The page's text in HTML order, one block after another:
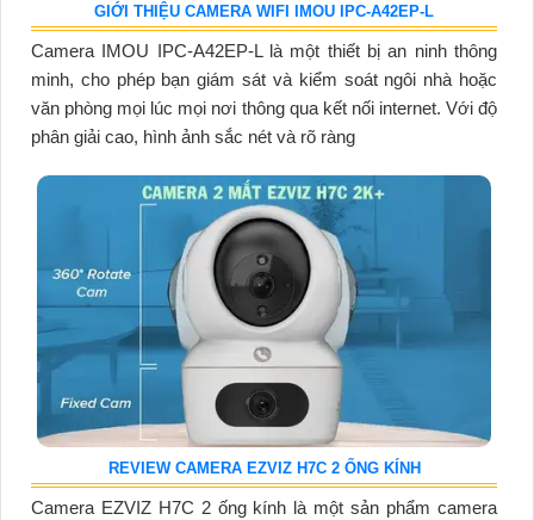
GIỚI THIỆU CAMERA WIFI IMOU IPC-A42EP-L
Camera IMOU IPC-A42EP-L là một thiết bị an ninh thông
minh, cho phép bạn giám sát và kiểm soát ngôi nhà hoặc
văn phòng mọi lúc mọi nơi thông qua kết nối internet. Với độ
phân giải cao, hình ảnh sắc nét và rõ ràng
REVIEW CAMERA EZVIZ H7C 2 ỐNG KÍNH
Camera EZVIZ H7C 2 ống kính là một sản phẩm camera